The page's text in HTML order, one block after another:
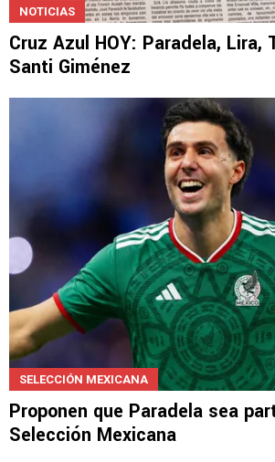
Cruz Azul HOY: Paradela, Lira,
Santi Giménez